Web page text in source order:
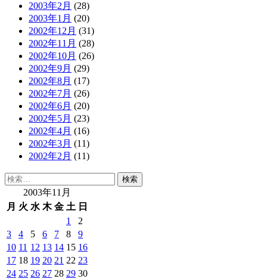
2003年2月 (28)
2003年1月 (20)
2002年12月 (31)
2002年11月 (28)
2002年10月 (26)
2002年9月 (29)
2002年8月 (17)
2002年7月 (26)
2002年6月 (20)
2002年5月 (23)
2002年4月 (16)
2002年3月 (11)
2002年2月 (11)
検
2003年11月
月 火 水 木 金 土 日
1
2
3
4 5 6 7 8
9
10 11 12 13 14 15 16
17 18 19 20 21 22 23
24 25 26 27 28 29 30